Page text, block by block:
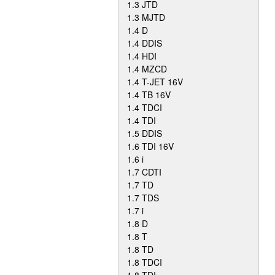
1.3 JTD
1.3 MJTD
1.4 D
1.4 DDIS
1.4 HDI
1.4 MZCD
1.4 T-JET 16V
1.4 TB 16V
1.4 TDCI
1.4 TDI
1.5 DDIS
1.6 TDI 16V
1.6 i
1.7 CDTI
1.7 TD
1.7 TDS
1.7 i
1.8 D
1.8 T
1.8 TD
1.8 TDCI